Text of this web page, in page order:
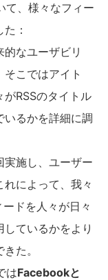
て、様々なフィー
：
なユーザビリ
こではアイト
RSSのタイトル
いるかを詳細に調
実施し、ユーザー
によって、我々
ドを人々が日々
ているかをより
た。
はFacebookと